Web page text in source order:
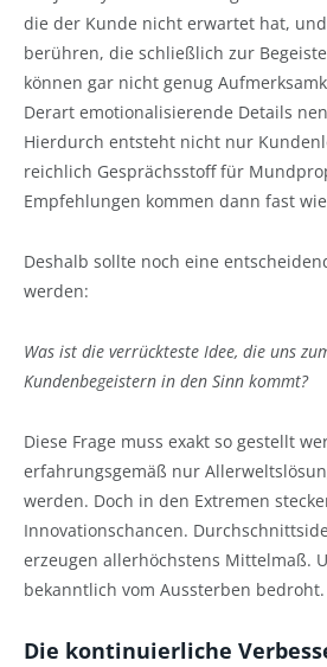
die der Kunde nicht erwartet hat,
berühren, die schließlich zur
können gar nicht genug
Derart emotionalisierende Details
Hierdurch entsteht nicht nur
reichlich Gesprächsstoff für
Empfehlungen kommen dann fast
Deshalb sollte noch eine
werden:
Was ist die verrückteste Idee, die uns
Kundenbegeistern in den Sinn kommt?
Diese Frage muss exakt so gestellt
erfahrungsgemäß nur
werden. Doch in den Extremen
Innovationschancen.
erzeugen allerhöchstens Mittelmaß.
bekanntlich vom Aussterben bedroht.
Die kontinuierliche